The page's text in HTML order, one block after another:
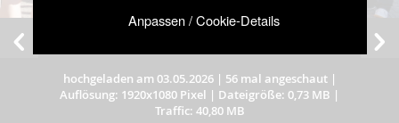
Anpassen / Cookie-Details
hochgeladen am 03.05.2026| 56 mal angeschaut|
Auflösung: 1920x1080 Pixel | Dateigröße: 0,73 MB |
Traffic: 40,80 MB